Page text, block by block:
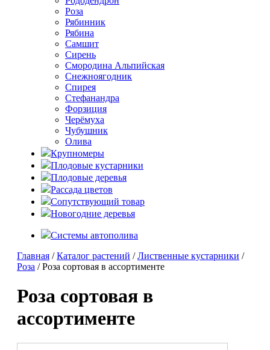
Роза
Рябинник
Рябина
Самшит
Сирень
Смородина Альпийская
Снежноягодник
Спирея
Стефанандра
Форзиция
Черёмуха
Чубушник
Олива
Крупномеры
Плодовые кустарники
Плодовые деревья
Рассада цветов
Сопутствующий товар
Новогодние деревья
Системы автополива
Главная /Каталог растений /Лиственные кустарники /
Роза / Роза сортовая в ассортименте
Роза сортовая в
ассортименте